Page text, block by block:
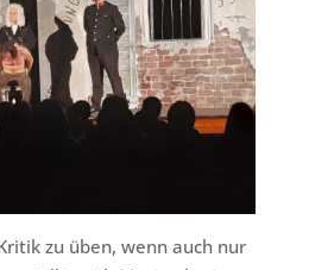
zu üben, wenn auch nur